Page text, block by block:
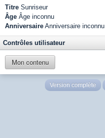
Titre Sunriseur
Âge Âge inconnu
Anniversaire Anniversaire inconnu
Contrôles utilisateur
Mon contenu
Version complète